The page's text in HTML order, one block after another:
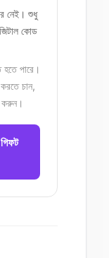
নেই। শুধু
কোড
হতে পারে।
চান,
করুন।